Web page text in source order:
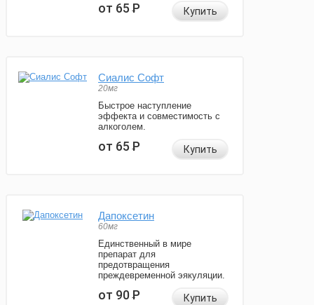
от 65Р Купить
Сиалис Софт
20мг
Быстрое наступление
эффекта и совместимость с
алкоголем.
от 65Р Купить
Дапоксетин
60мг
Единственный в мире
препарат для
предотвращения
преждевременной эякуляции.
от 90Р Купить